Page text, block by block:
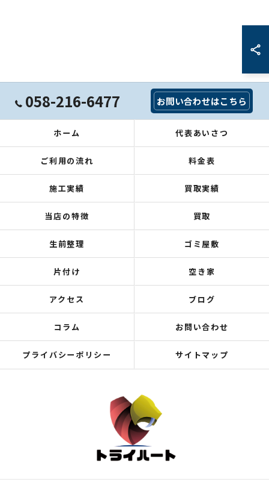
058-216-6477 お問い合わせはこちら
ホーム 代表あいさつ
ご利用の流れ 料金表
施工実績 買取実績
当店の特徴 買取
生前整理 ゴミ屋敷
片付け 空き家
アクセス ブログ
コラム お問い合わせ
プライバシーポリシー サイトマップ